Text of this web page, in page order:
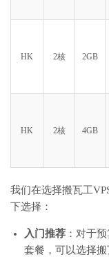
HK 2核 2GB
HK 2核 4GB
我们在选择搬瓦工
下选择：
入门推荐 ：对于
套餐，可以选择